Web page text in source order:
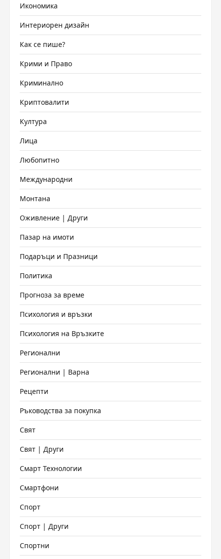
Икономика
Интериорен дизайн
Как се пише?
Крими и Право
Криминално
Криптовалити
Култура
Лица
Любопитно
Международни
Монтана
Оживление | Други
Пазар на имоти
Подаръци и Празници
Политика
Прогноза за време
Психология и връзки
Психология на Връзките
Регионални
Регионални | Варна
Рецепти
Ръководства за покупка
Свят
Свят | Други
Смарт Технологии
Смартфони
Спорт
Спорт | Други
Спортни